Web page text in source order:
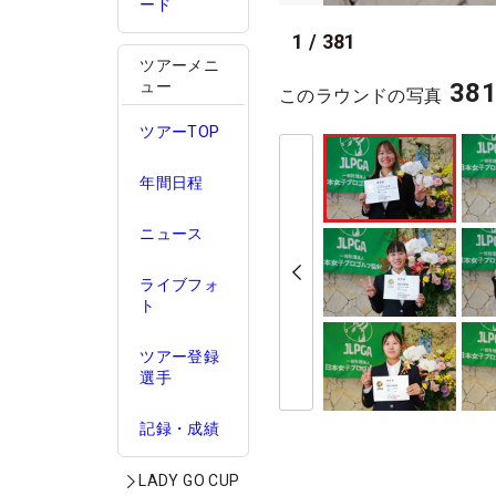
ード
ツアーメニ
ュー
ツアーTOP
年間日程
ニュース
ライブフォ
ト
ツアー登録
選手
記録・成績
LADY GO CUP
1 / 381
このラウンドの写真